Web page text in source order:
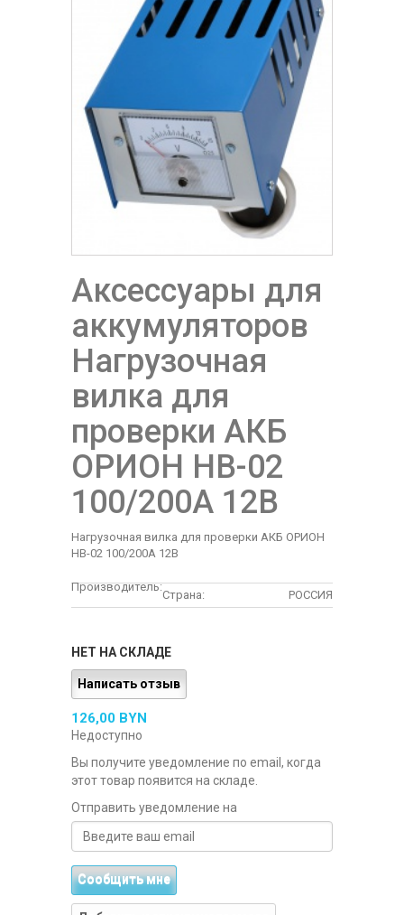
Аксессуары для
аккумуляторов
Нагрузочная
вилка для
проверки АКБ
ОРИОН HB-02
100/200А 12В
Нагрузочная вилка для проверки АКБ ОРИОН
HB-02 100/200А 12В
Производитель:
Страна: РОССИЯ
НЕТ НА СКЛАДЕ
Написать отзыв
126,00 BYN
Недоступно
Вы получите уведомление по email, когда
этот товар появится на складе.
Отправить уведомление на
Сообщить мне